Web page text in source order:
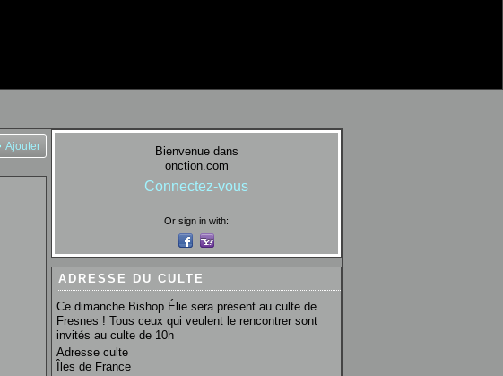
Ajouter
Bienvenue dans
onction.com
Connectez-vous
Or sign in with:
ADRESSE DU CULTE
Ce dimanche Bishop Élie sera présent au culte de
Fresnes ! Tous ceux qui veulent le rencontrer sont
invités au culte de 10h
Adresse culte
Îles de France